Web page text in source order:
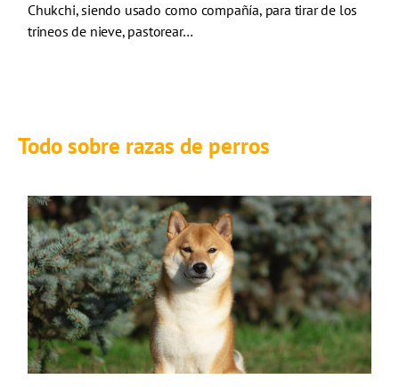
Chukchi, siendo usado como compañía, para tirar de los
trineos de nieve, pastorear…
Todo sobre razas de perros